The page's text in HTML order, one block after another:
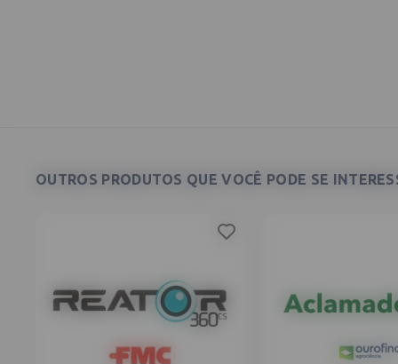
OUTROS PRODUTOS QUE VOCÊ PODE SE